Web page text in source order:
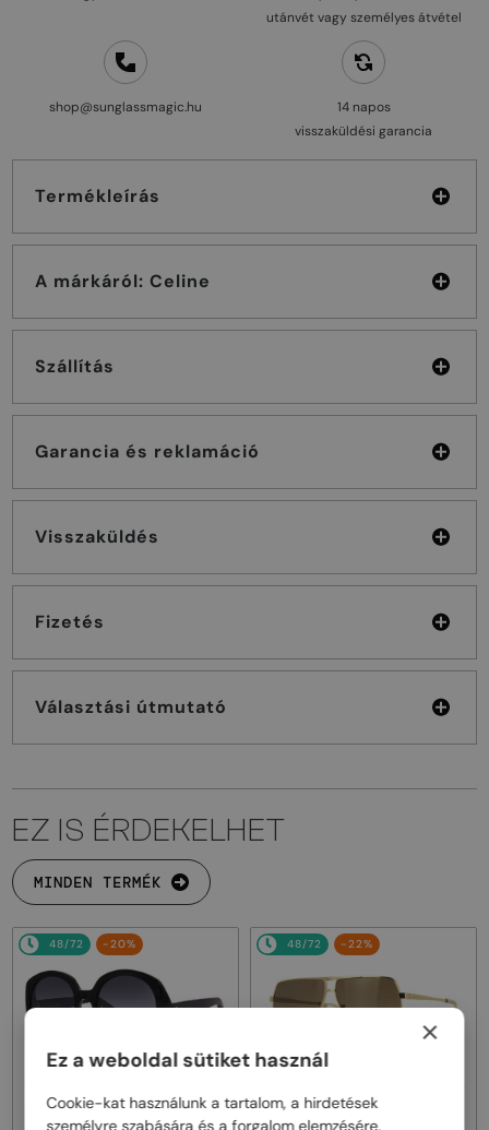
utánvét vagy személyes átvétel
shop@sunglassmagic.hu
14 napos
visszaküldési garancia
Termékleírás
A márkáról: Celine
Szállítás
Garancia és reklamáció
Visszaküldés
Fizetés
Választási útmutató
EZ IS ÉRDEKELHET
MINDEN TERMÉK
48/72 -20%
Celine—Napszemüvegek
48/72 -22%
Celine —Napszemüvegek
×
Ez a weboldal sütiket használ
Cookie-kat használunk a tartalom, a hirdetések
személyre szabására és a forgalom elemzésére.